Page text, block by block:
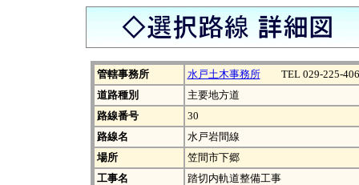
管轄事務所 水戸土木事務所TEL 029-225-
道路種別
主要地方道
路線番号
30
路線名
水戸岩間線
場所
笠間市下郷
工事名
踏切内軌道整備工事